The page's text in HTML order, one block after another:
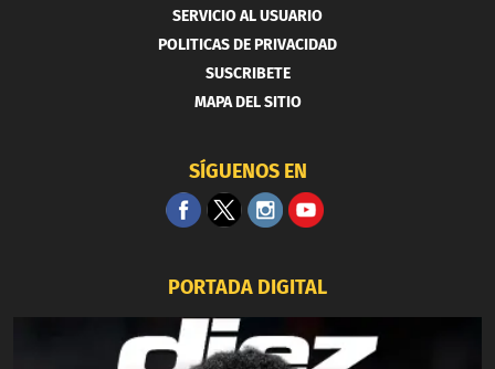
SERVICIO AL USUARIO
POLITICAS DE PRIVACIDAD
SUSCRIBETE
MAPA DEL SITIO
SÍGUENOS EN
PORTADA DIGITAL